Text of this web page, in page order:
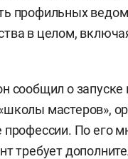
профильных
в целом,
сообщил о
мастеров»,
профессии. По его
требует